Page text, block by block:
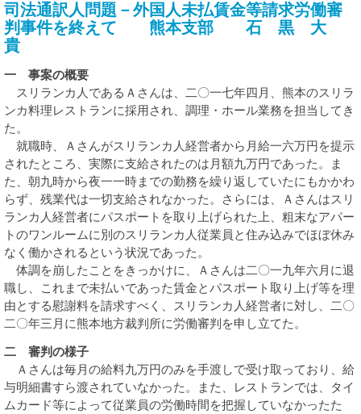
司法通訳人問題－外国人未払賃金等請求労働審
判事件を終えて 熊本支部 石 黒 大
貴
一 事案の概要
スリランカ人であるＡさんは、二〇一七年四月、熊本のスリラ
ンカ料理レストランに採用され、調理・ホール業務を担当してき
た。
就職時、Ａさんがスリランカ人経営者から月給一六万円を提示
されたところ、実際に支給されたのは月額九万円であった。ま
た、朝九時から夜一一時までの勤務を繰り返していたにもかかわ
らず、残業代は一切支給されなかった。さらには、Ａさんはスリ
ランカ人経営者にパスポートを取り上げられた上、粗末なアパー
トのワンルームに別のスリランカ人従業員と住み込みでほぼ休み
なく働かされるという状況であった。
体調を崩したことをきっかけに、Ａさんは二〇一九年六月に退
職し、これまで未払いであった賃金とパスポート取り上げ等を理
由とする慰謝料を請求すべく、スリランカ人経営者に対し、二〇
二〇年三月に熊本地方裁判所に労働審判を申し立てた。
二 審判の様子
Ａさんは毎月の給料九万円のみを手渡しで受け取っており、給
与明細書すら渡されていなかった。また、レストランでは、タイ
ムカード等によって従業員の労働時間を把握していなかったた